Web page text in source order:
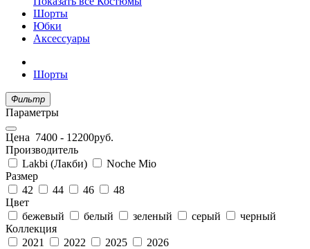
Шорты
Юбки
Аксессуары
Шорты
Фильтр
Параметры
Цена 7400 - 12200руб.
Производитель
Lakbi (Лакби)
Noche Mio
Размер
42
44 46
48
Цвет
бежевый
белый зеленый серый
черный
Коллекция
2021
2022 2025 2026